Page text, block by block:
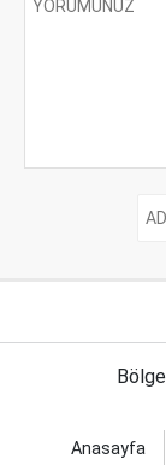
Anasayfa